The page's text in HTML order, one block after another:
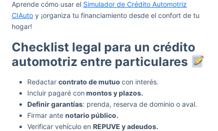
Aprende cómo usar el Simulador de Crédito Automotriz
CIAuto y ¡organiza tu financiamiento desde el confort de tu
hogar!
Checklist legal para un crédito
automotriz entre particulares
Redactar contrato de mutuo con interés.
Incluir pagaré con montos y plazos.
Definir garantías: prenda, reserva de dominio o aval.
Firmar ante notario público.
Verificar vehículo en REPUVE y adeudos.